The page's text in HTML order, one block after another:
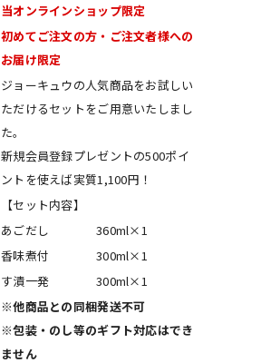
当オンラインショップ限定
初めてご注文の方・ご注文者様への
お届け限定
ジョーキュウの人気商品をお試しい
ただけるセットをご用意いたしまし
た。
新規会員登録プレゼントの500ポイ
ントを使えば実質1,100円！
【セット内容】
あごだし
360ml×1
香味煮付
300ml×1
す漬一発
300ml×1
※他商品との同梱発送不可
※包装・のし等のギフト対応はでき
ません